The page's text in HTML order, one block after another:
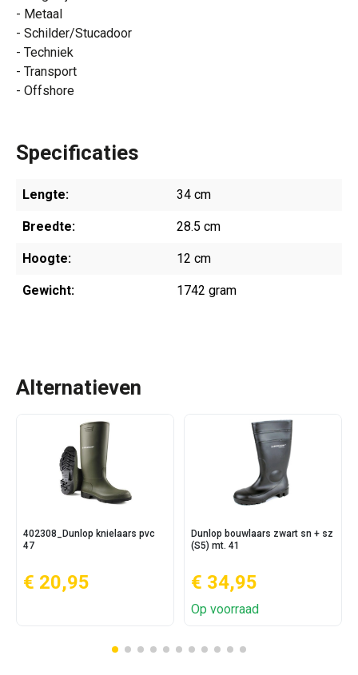
- Metaal
- Schilder/Stucadoor
- Techniek
- Transport
- Offshore
Specificaties
Lengte: 34 cm
Breedte: 28.5 cm
Hoogte: 12 cm
Gewicht: 1742 gram
Alternatieven
402308_Dunlop knielaars pvc
47
€ 20,95
Dunlop bouwlaars zwart sn + sz
(S5) mt. 41
€ 34,95
Op voorraad